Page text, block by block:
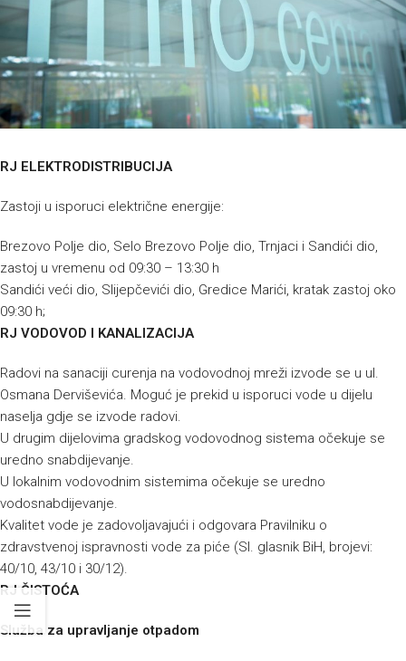
RJ ELEKTRODISTRIBUCIJA
Zastoji u isporuci električne energije:
Brezovo Polje dio, Selo Brezovo Polje dio, Trnjaci i Sandići dio,
zastoj u vremenu od 09:30 – 13:30 h
Sandići veći dio, Slijepčevići dio, Gredice Marići, kratak zastoj oko
09:30 h;
RJ VODOVOD I KANALIZACIJA
Radovi na sanaciji curenja na vodovodnoj mreži izvode se u ul.
Osmana Derviševića. Moguć je prekid u isporuci vode u dijelu
naselja gdje se izvode radovi.
U drugim dijelovima gradskog vodovodnog sistema očekuje se
uredno snabdijevanje.
U lokalnim vodovodnim sistemima očekuje se uredno
vodosnabdijevanje.
Kvalitet vode je zadovoljavajući i odgovara Pravilniku o
zdravstvenoj ispravnosti vode za piće (Sl. glasnik BiH, brojevi:
40/10, 43/10 i 30/12).
RJ ČISTOĆA
Služba za upravljanje otpadom